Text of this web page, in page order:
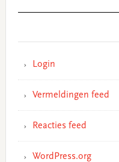
Login
Vermeldingen feed
Reacties feed
WordPress.org